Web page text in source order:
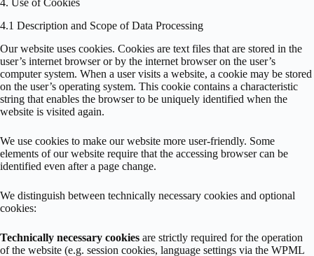
4. Use of Cookies
4.1 Description and Scope of Data Processing
Our website uses cookies. Cookies are text files that are stored in the
user’s internet browser or by the internet browser on the user’s
computer system. When a user visits a website, a cookie may be stored
on the user’s operating system. This cookie contains a characteristic
string that enables the browser to be uniquely identified when the
website is visited again.
We use cookies to make our website more user-friendly. Some
elements of our website require that the accessing browser can be
identified even after a page change.
We distinguish between technically necessary cookies and optional
cookies:
Technically necessary cookies are strictly required for the operation
of the website (e.g. session cookies, language settings via the WPML